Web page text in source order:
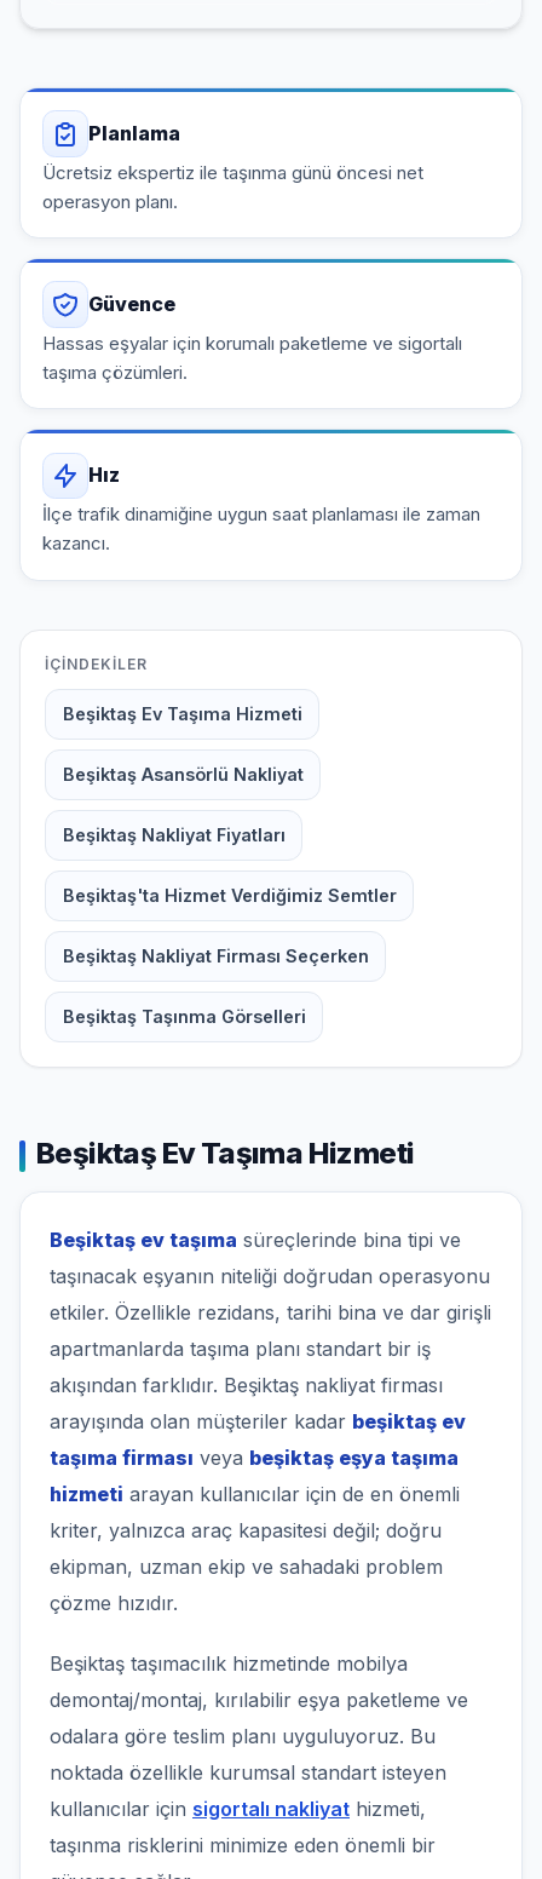
Planlama
Ücretsiz ekspertiz ile taşınma günü öncesi net
operasyon planı.
Güvence
Hassas eşyalar için korumalı paketleme ve sigortalı
taşıma çözümleri.
Hız
İlçe trafik dinamiğine uygun saat planlaması ile zaman
kazancı.
İÇINDEKILER
Beşiktaş Ev Taşıma Hizmeti
Beşiktaş Asansörlü Nakliyat
Beşiktaş Nakliyat Fiyatları
Beşiktaş'ta Hizmet Verdiğimiz Semtler
Beşiktaş Nakliyat Firması Seçerken
Beşiktaş Taşınma Görselleri
Beşiktaş Ev Taşıma Hizmeti
Beşiktaş ev taşıma süreçlerinde bina tipi ve
taşınacak eşyanın niteliği doğrudan operasyonu
etkiler. Özellikle rezidans, tarihi bina ve dar girişli
apartmanlarda taşıma planı standart bir iş
akışından farklıdır. Beşiktaş nakliyat firması
arayışında olan müşteriler kadar beşiktaş ev
taşıma firması veya beşiktaş eşya taşıma
hizmeti arayan kullanıcılar için de en önemli
kriter, yalnızca araç kapasitesi değil; doğru
ekipman, uzman ekip ve sahadaki problem
çözme hızıdır.
Beşiktaş taşımacılık hizmetinde mobilya
demontaj/montaj, kırılabilir eşya paketleme ve
odalara göre teslim planı uyguluyoruz. Bu
noktada özellikle kurumsal standart isteyen
kullanıcılar için sigortalı nakliyat hizmeti,
taşınma risklerini minimize eden önemli bir